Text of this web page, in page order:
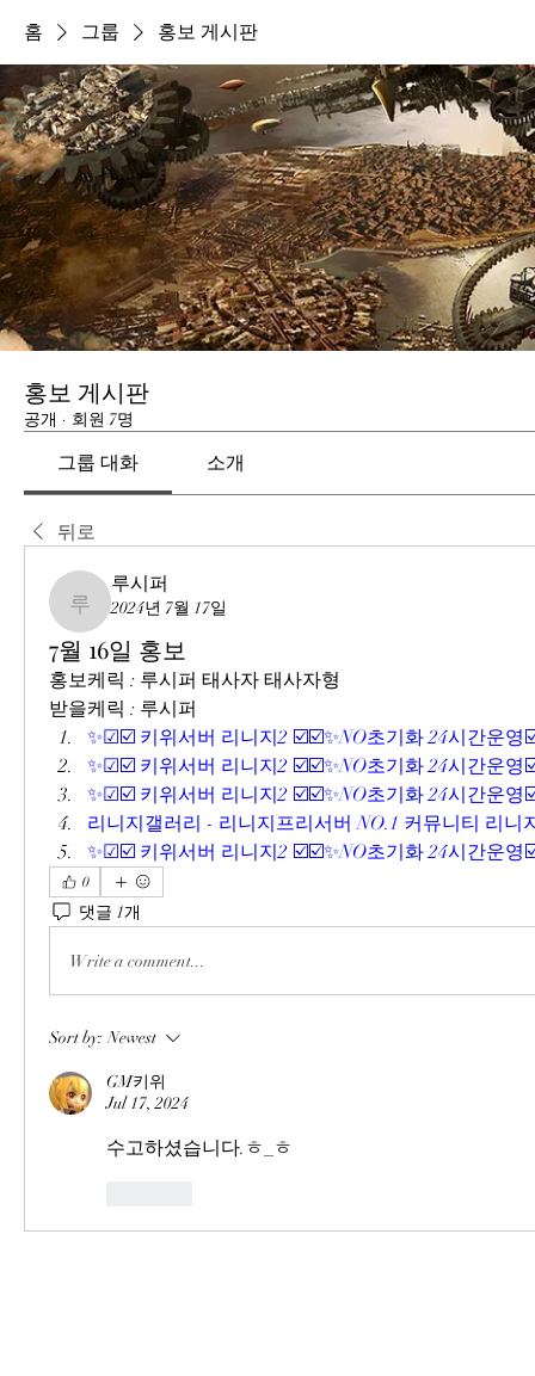
홈 그룹 홍보 게시판
홍보 게시판
공개 · 회원 7명
그룹 대화 소개
뒤로
루시퍼
루시퍼
2024년 7월 17일
7월 16일 홍보
홍보케릭 : 루시퍼 태사자 태사자형
받을케릭 : 루시퍼
✨☑☑️ 키위서버 리니지2 ☑️☑️✨NO초기화 24시간운영
✨☑☑️ 키위서버 리니지2 ☑️☑️✨NO초기화 24시간운영
✨☑☑️ 키위서버 리니지2 ☑️☑️✨NO초기화 24시간운영
리니지갤러리 - 리니지프리서버 NO.1 커뮤니티 리니
✨☑☑️ 키위서버 리니지2 ☑️☑️✨NO초기화 24시간운영
0
댓글 1개
Write a comment...
Sort by: Newest
GM키위
Jul 17, 2024
수고하셨습니다.ㅎ_ㅎ